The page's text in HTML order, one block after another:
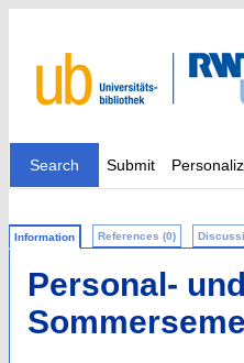
Search Submit
Information References (0)
Personal-